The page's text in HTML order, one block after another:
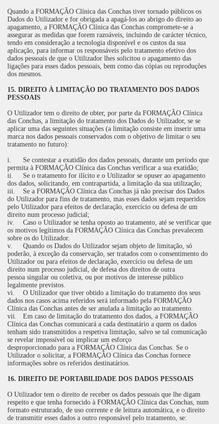
Quando a FORMAÇÃO Clínica das Conchas tiver tornado públicos os
Dados do Utilizador e for obrigada a apagá-los ao abrigo do direito ao
apagamento, a FORMAÇÃO Clínica das Conchas compromete-se a
assegurar as medidas que forem razoáveis, incluindo de carácter técnico,
tendo em consideração a tecnologia disponível e os custos da sua
aplicação, para informar os responsáveis pelo tratamento efetivo dos
dados pessoais de que o Utilizador lhes solicitou o apagamento das
ligações para esses dados pessoais, bem como das cópias ou reproduções
dos mesmos.
15. DIREITO À LIMITAÇÃO DO TRATAMENTO DOS DADOS
PESSOAIS
O Utilizador tem o direito de obter, por parte da FORMAÇÃO Clínica
das Conchas, a limitação do tratamento dos Dados do Utilizador, se se
aplicar uma das seguintes situações (a limitação consiste em inserir uma
marca nos dados pessoais conservados com o objetivo de limitar o seu
tratamento no futuro):
i.
Se contestar a exatidão dos dados pessoais, durante um período que
permita à FORMAÇÃO Clínica das Conchas verificar a sua exatidão;
ii.
Se o tratamento for ilícito e o Utilizador se opuser ao apagamento
dos dados, solicitando, em contrapartida, a limitação da sua utilização;
iii.
Se a FORMAÇÃO Clínica das Conchas já não precisar dos Dados
do Utilizador para fins de tratamento, mas esses dados sejam requeridos
pelo Utilizador para efeitos de declaração, exercício ou defesa de um
direito num processo judicial;
iv.
Caso o Utilizador se tenha oposto ao tratamento, até se verificar que
os motivos legítimos da FORMAÇÃO Clínica das Conchas prevalecem
sobre os do Utilizador.
v.
Quando os Dados do Utilizador sejam objeto de limitação, só
poderão, à exceção da conservação, ser tratados com o consentimento do
Utilizador ou para efeitos de declaração, exercício ou defesa de um
direito num processo judicial, de defesa dos direitos de outra
pessoa singular ou coletiva, ou por motivos de interesse público
legalmente previstos.
vi.
O Utilizador que tiver obtido a limitação do tratamento dos seus
dados nos casos acima referidos será informado pela FORMAÇÃO
Clínica das Conchas antes de ser anulada a limitação ao tratamento.
vii.
Em caso de limitação do tratamento dos dados, a FORMAÇÃO
Clínica das Conchas comunicará a cada destinatário a quem os dados
tenham sido transmitidos a respetiva limitação, salvo se tal comunicação
se revelar impossível ou implicar um esforço
desproporcionado para a FORMAÇÃO Clínica das Conchas. Se o
Utilizador o solicitar, a FORMAÇÃO Clínica das Conchas fornece
informações sobre os referidos destinatários.
16. DIREITO DE PORTABILIDADE DOS DADOS PESSOAIS
O Utilizador tem o direito de receber os dados pessoais que lhe digam
respeito e que tenha fornecido à FORMAÇÃO Clínica das Conchas, num
formato estruturado, de uso corrente e de leitura automática, e o direito
de transmitir esses dados a outro responsável pelo tratamento, se: